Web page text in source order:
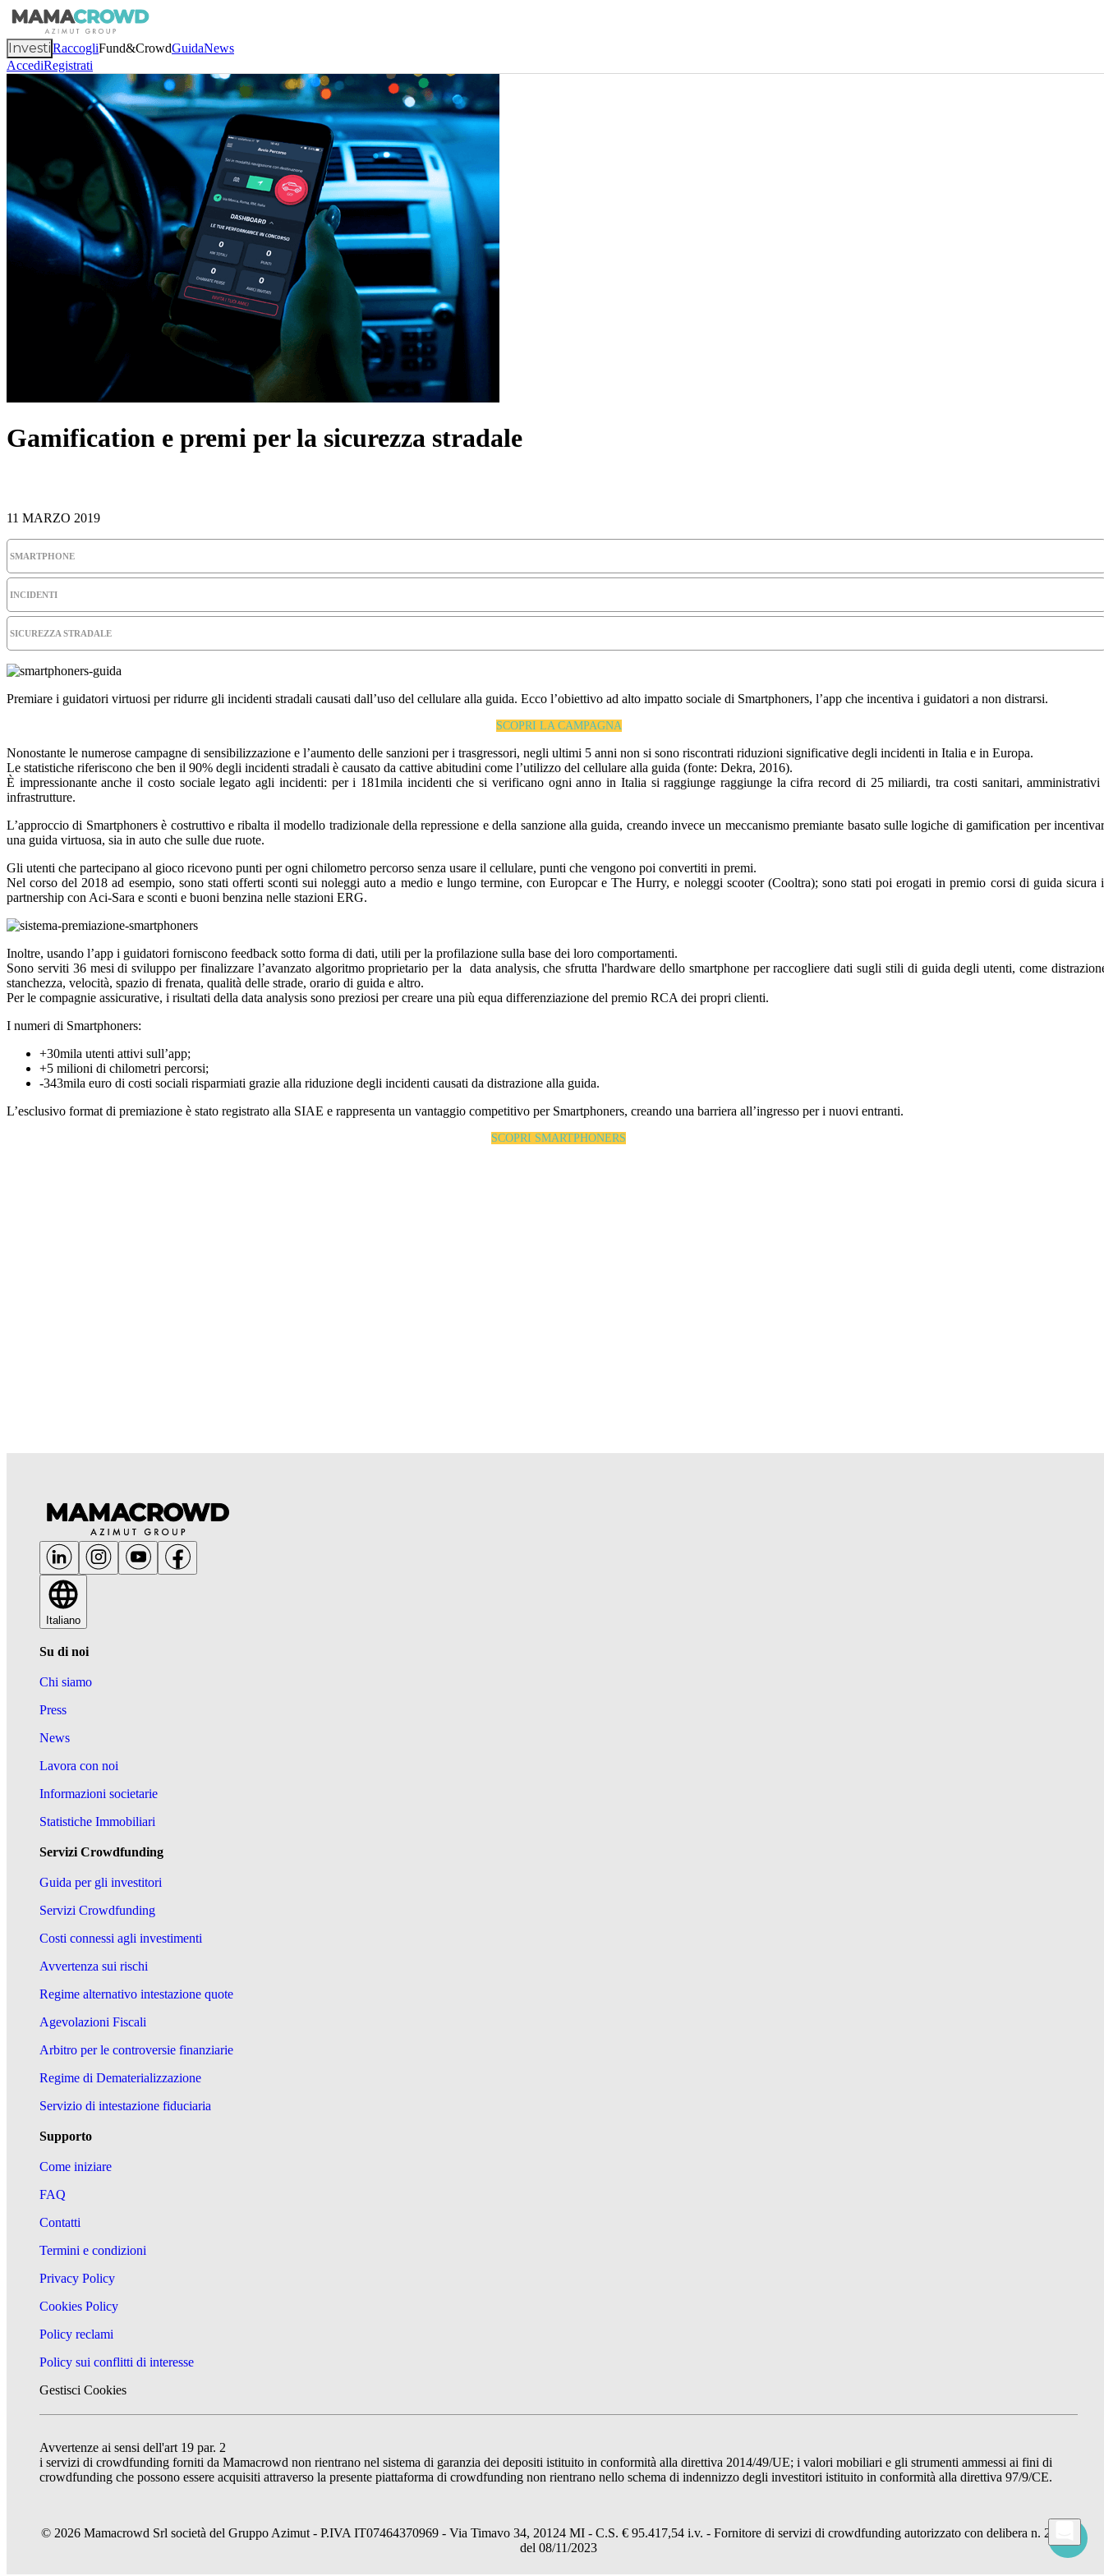
InvestiRaccogliFund&CrowdGuidaNews
AccediRegistrati
Gamification e premi per la sicurezza stradale
11 MARZO 2019
SMARTPHONE
INCIDENTI
SICUREZZA STRADALE
Premiare i guidatori virtuosi per ridurre gli incidenti stradali causati dall’uso del cellulare alla guida. Ecco l’obiettivo ad alto impatto sociale di Smartphoners, l’app che incentiva i guidatori a non distrarsi.
SCOPRI LA CAMPAGNA
Nonostante le numerose campagne di sensibilizzazione e l’aumento delle sanzioni per i trasgressori, negli ultimi 5 anni non si sono riscontrati riduzioni significative degli incidenti in Italia e in Europa.
Le statistiche riferiscono che ben il 90% degli incidenti stradali è causato da cattive abitudini come l’utilizzo del cellulare alla guida (fonte: Dekra, 2016).
È impressionante anche il costo sociale legato agli incidenti: per i 181mila incidenti che si verificano ogni anno in Italia si raggiunge raggiunge la cifra record di 25 miliardi, tra costi sanitari, amministrativi
infrastrutture.
L’approccio di Smartphoners è costruttivo e ribalta il modello tradizionale della repressione e della sanzione alla guida, creando invece un meccanismo premiante basato sulle logiche di gamification per
una guida virtuosa, sia in auto che sulle due ruote.
Gli utenti che partecipano al gioco ricevono punti per ogni chilometro percorso senza usare il cellulare, punti che vengono poi convertiti in premi.
Nel corso del 2018 ad esempio, sono stati offerti sconti sui noleggi auto a medio e lungo termine, con Europcar e The Hurry, e noleggi scooter (Cooltra); sono stati poi erogati in premio corsi di guida sicura
partnership con Aci-Sara e sconti e buoni benzina nelle stazioni ERG.
Inoltre, usando l’app i guidatori forniscono feedback sotto forma di dati, utili per la profilazione sulla base dei loro comportamenti.
Sono serviti 36 mesi di sviluppo per finalizzare l’avanzato algoritmo proprietario per la data analysis, che sfrutta l'hardware dello smartphone per raccogliere dati sugli stili di guida degli utenti, come
stanchezza, velocità, spazio di frenata, qualità delle strade, orario di guida e altro.
Per le compagnie assicurative, i risultati della data analysis sono preziosi per creare una più equa differenziazione del premio RCA dei propri clienti.
I numeri di Smartphoners:
+30mila utenti attivi sull’app;
+5 milioni di chilometri percorsi;
-343mila euro di costi sociali risparmiati grazie alla riduzione degli incidenti causati da distrazione alla guida.
L’esclusivo format di premiazione è stato registrato alla SIAE e rappresenta un vantaggio competitivo per Smartphoners, creando una barriera all’ingresso per i nuovi entranti.
SCOPRI SMARTPHONERS
Italiano
Su di noi
Chi siamo
Press
News
Lavora con noi
Informazioni societarie
Statistiche Immobiliari
Servizi Crowdfunding
Guida per gli investitori
Servizi Crowdfunding
Costi connessi agli investimenti
Avvertenza sui rischi
Regime alternativo intestazione quote
Agevolazioni Fiscali
Arbitro per le controversie finanziarie
Regime di Dematerializzazione
Servizio di intestazione fiduciaria
Supporto
Come iniziare
FAQ
Contatti
Termini e condizioni
Privacy Policy
Cookies Policy
Policy reclami
Policy sui conflitti di interesse
Gestisci Cookies
Avvertenze ai sensi dell'art 19 par. 2
i servizi di crowdfunding forniti da Mamacrowd non rientrano nel sistema di garanzia dei depositi istituito in conformità alla direttiva 2014/49/UE; i valori mobiliari e gli strumenti ammessi ai fini di
crowdfunding che possono essere acquisiti attraverso la presente piattaforma di crowdfunding non rientrano nello schema di indennizzo degli investitori istituito in conformità alla direttiva 97/9/CE.
© 2026 Mamacrowd Srl società del Gruppo Azimut - P.IVA IT07464370969 - Via Timavo 34, 20124 MI - C.S. € 95.417,54 i.v. - Fornitore di servizi di crowdfunding autorizzato con delibera n. 22876
del 08/11/2023